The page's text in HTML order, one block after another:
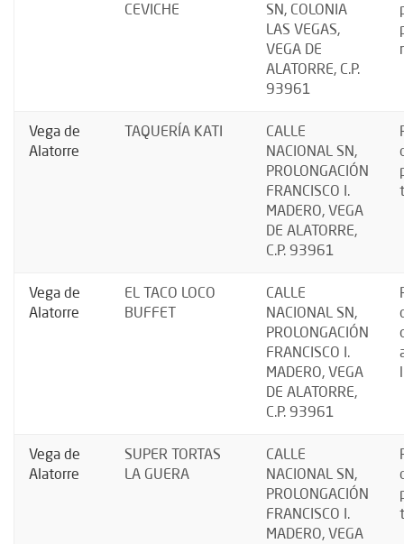
CEVICHE
SN, COLONIA
LAS VEGAS,
VEGA DE
ALATORRE, C.P.
93961
Vega de
Alatorre
TAQUERÍA KATI
CALLE
NACIONAL SN,
PROLONGACIÓN
FRANCISCO I.
MADERO, VEGA
DE ALATORRE,
C.P. 93961
Vega de
Alatorre
EL TACO LOCO
BUFFET
CALLE
NACIONAL SN,
PROLONGACIÓN
FRANCISCO I.
MADERO, VEGA
DE ALATORRE,
C.P. 93961
Vega de
Alatorre
SUPER TORTAS
LA GUERA
CALLE
NACIONAL SN,
PROLONGACIÓN
FRANCISCO I.
MADERO, VEGA